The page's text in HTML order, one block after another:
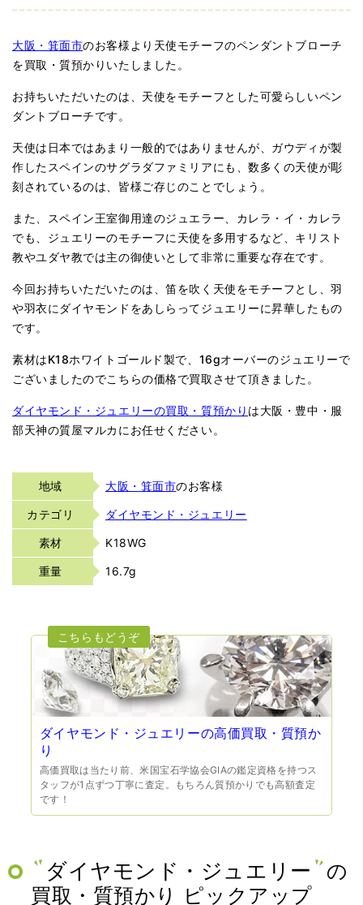
大阪・箕面市のお客様より天使モチーフのペンダントブローチ
を買取・質預かりいたしました。
お持ちいただいたのは、天使をモチーフとした可愛らしいペン
ダントブローチです。
天使は日本ではあまり一般的ではありませんが、ガウディが製
作したスペインのサグラダファミリアにも、数多くの天使が彫
刻されているのは、皆様ご存じのことでしょう。
また、スペイン王室御用達のジュエラー、カレラ・イ・カレラ
でも、ジュエリーのモチーフに天使を多用するなど、キリスト
教やユダヤ教では主の御使いとして非常に重要な存在です。
今回お持ちいただいたのは、笛を吹く天使をモチーフとし、羽
や羽衣にダイヤモンドをあしらってジュエリーに昇華したもの
です。
素材はK18ホワイトゴールド製で、16gオーバーのジュエリーで
ございましたのでこちらの価格で買取させて頂きました。
ダイヤモンド・ジュエリーの買取・質預かり は大阪・豊中・服
部天神の質屋マルカにお任せください。
地域 大阪・箕面市のお客様
カテゴリ ダイヤモンド・ジュエリー
素材 K18WG
重量 16.7g
ダイヤモンド・ジュエリーの高価買取・質預か
り
高価買取は当たり前、米国宝石学協会GIAの鑑定資格を持つス
タッフが1点ずつ丁寧に査定。もちろん質預かりでも高額査定
です！
ダイヤモンド・ジュエリー
の
買取・質預かり ピックアップ